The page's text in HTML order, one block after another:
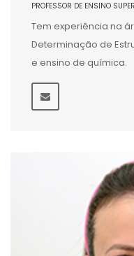
PROFESSOR DE ENSINO
Tem experiência na
Determinação de
e ensino de química.